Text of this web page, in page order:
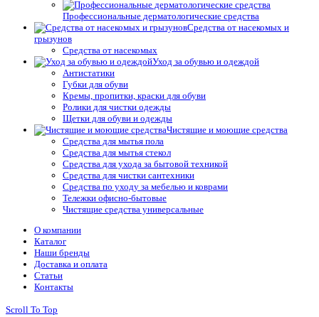
Профессиональные дерматологические средства
Средства от насекомых и
грызунов
Средства от насекомых
Уход за обувью и одеждой
Антистатики
Губки для обуви
Кремы, пропитки, краски для обуви
Ролики для чистки одежды
Щетки для обуви и одежды
Чистящие и моющие средства
Средства для мытья пола
Средства для мытья стекол
Средства для ухода за бытовой техникой
Средства для чистки сантехники
Средства по уходу за мебелью и коврами
Тележки офисно-бытовые
Чистящие средства универсальные
О компании
Каталог
Наши бренды
Доставка и оплата
Статьи
Контакты
Scroll To Top